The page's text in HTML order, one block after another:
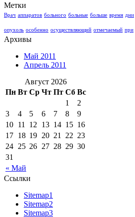
Метки
Врач аппаратов больного больные больше время дни
опухоль особенно осуществляющий отмечаемый при
Архивы
Май 2011
Апрель 2011
Август 2026
Пн Вт Ср Чт Пт Сб Вс
« Май
1
2
3
4 5 6 7 8
9
10 11 12 13 14 15 16
17 18 19 20 21 22 23
24 25 26 27 28 29 30
31
Ссылки
Sitemap1
Sitemap2
Sitemap3